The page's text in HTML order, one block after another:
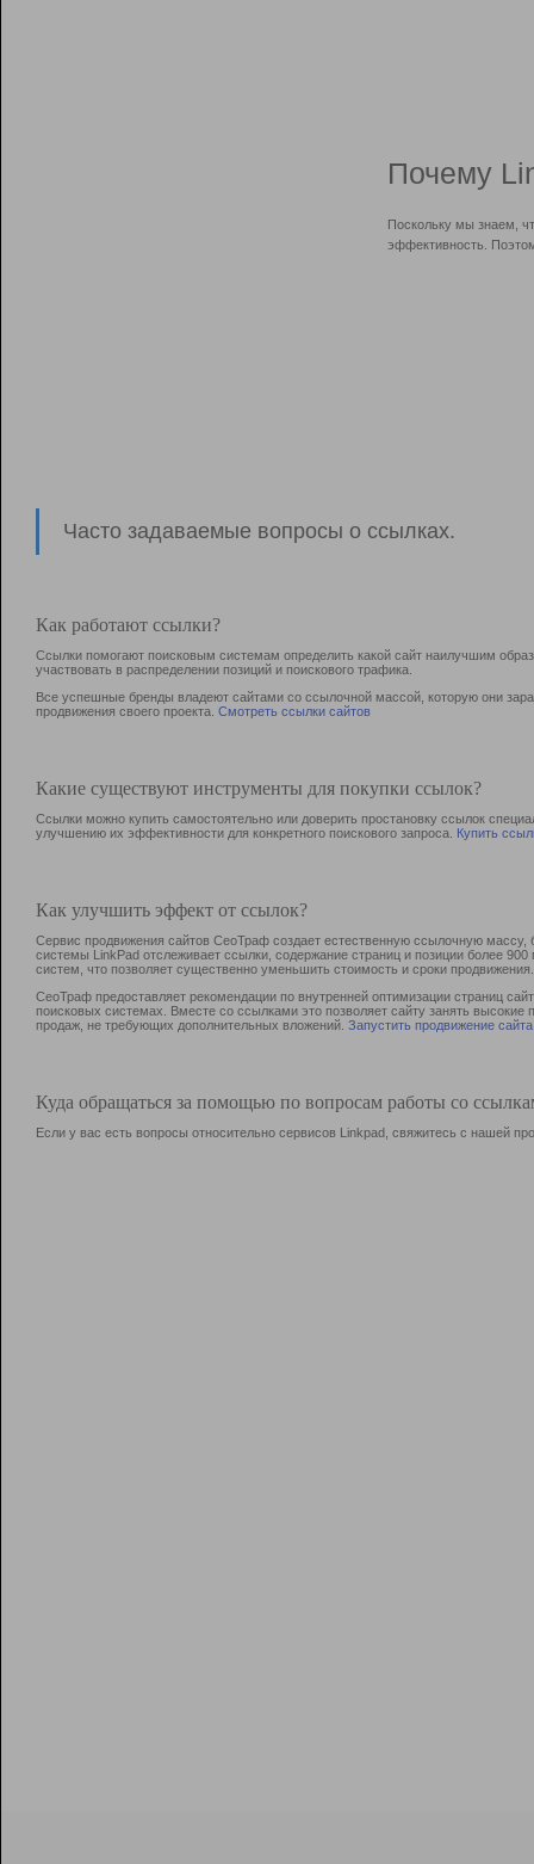
Почему
Поскольку мы знаем,
эффективность.
Часто задаваемые вопросы о ссылках.
Как работают ссылки?
Ссылки помогают поисковым системам определить какой сайт наилучшим
участвовать в раcпределении позиций и поискового трафика.
Все успешные бренды владеют сайтами со ссылочной массой, которую они
продвижения своего проекта. Смотреть ссылки сайтов
Какие существуют инструменты для покупки ссылок?
Ссылки можно купить самостоятельно или доверить простановку ссылок
улучшению их эффективности для конкретного поискового запроса. Купить
Как улучшить эффект от ссылок?
Сервис продвижения сайтов СеоТраф создает естественную ссылочную
системы LinkPad отслеживает ссылки, содержание страниц и позиции более
систем, что позволяет существенно уменьшить стоимость и сроки продвижения.
СеоТраф предоставляет рекомендации по внутренней оптимизации страниц
поисковых системах. Вместе со ссылками это позволяет сайту занять
продаж, не требующих дополнительных вложений. Запустить продвижение сайта
Куда обращаться за помощью по вопросам работы со
Если у вас есть вопросы относительно сервисов Linkpad, свяжитесь с нашей